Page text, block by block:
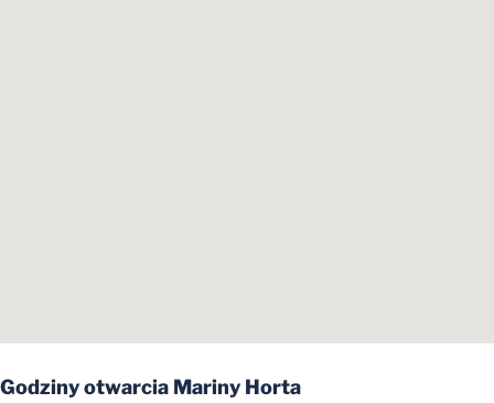
Godziny otwarcia Mariny Horta